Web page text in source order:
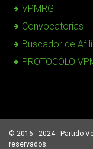
VPMRG
Convocatorias
Buscador de
PROTOCÓLO
© 2016 - 2024 - Partido
reservados.